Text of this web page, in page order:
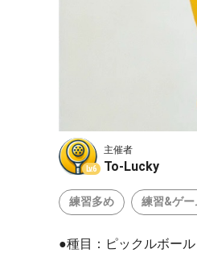
Lv.6
主催者
To-Lucky
練習多め 練習&ゲー
●種目：ピックルボール